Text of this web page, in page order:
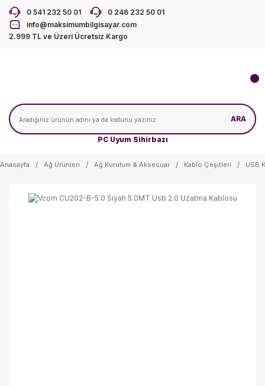
0 541 232 50 01
0 246 232 50 01
info@maksimumbilgisayar.com
2.999 TL ve Üzeri Ücretsiz Kargo
PC Uyum Sihirbazı
ARA
Anasayfa Ağ Ürünleri Ağ Kurulum & Aksesuar Kablo Çeşitleri USB